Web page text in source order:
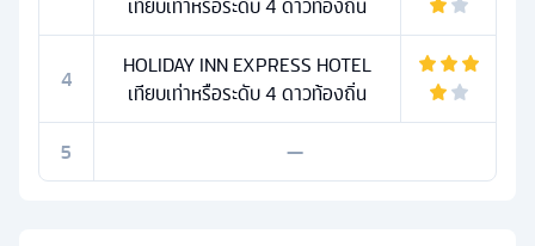
4
HOLIDAY INN EXPRESS HOTEL
เทียบเท่าหรือระดับ 4 ดาวท้องถิ่น
5
—